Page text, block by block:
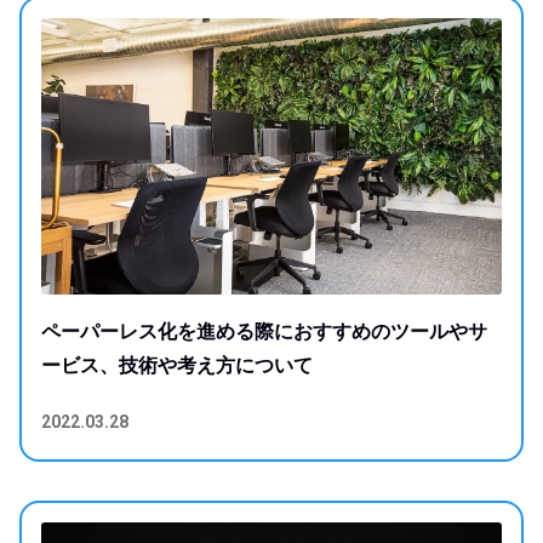
ペーパーレス化を進める際におすすめのツールやサ
ービス、技術や考え方について
2022.03.28